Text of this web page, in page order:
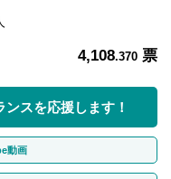
4,108.370 票
スを応援します！
動画